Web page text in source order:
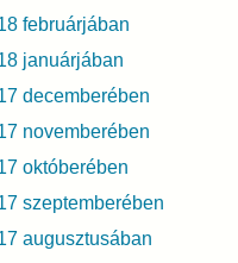
februárjában
januárjában
decemberében
novemberében
októberében
szeptemberében
augusztusában